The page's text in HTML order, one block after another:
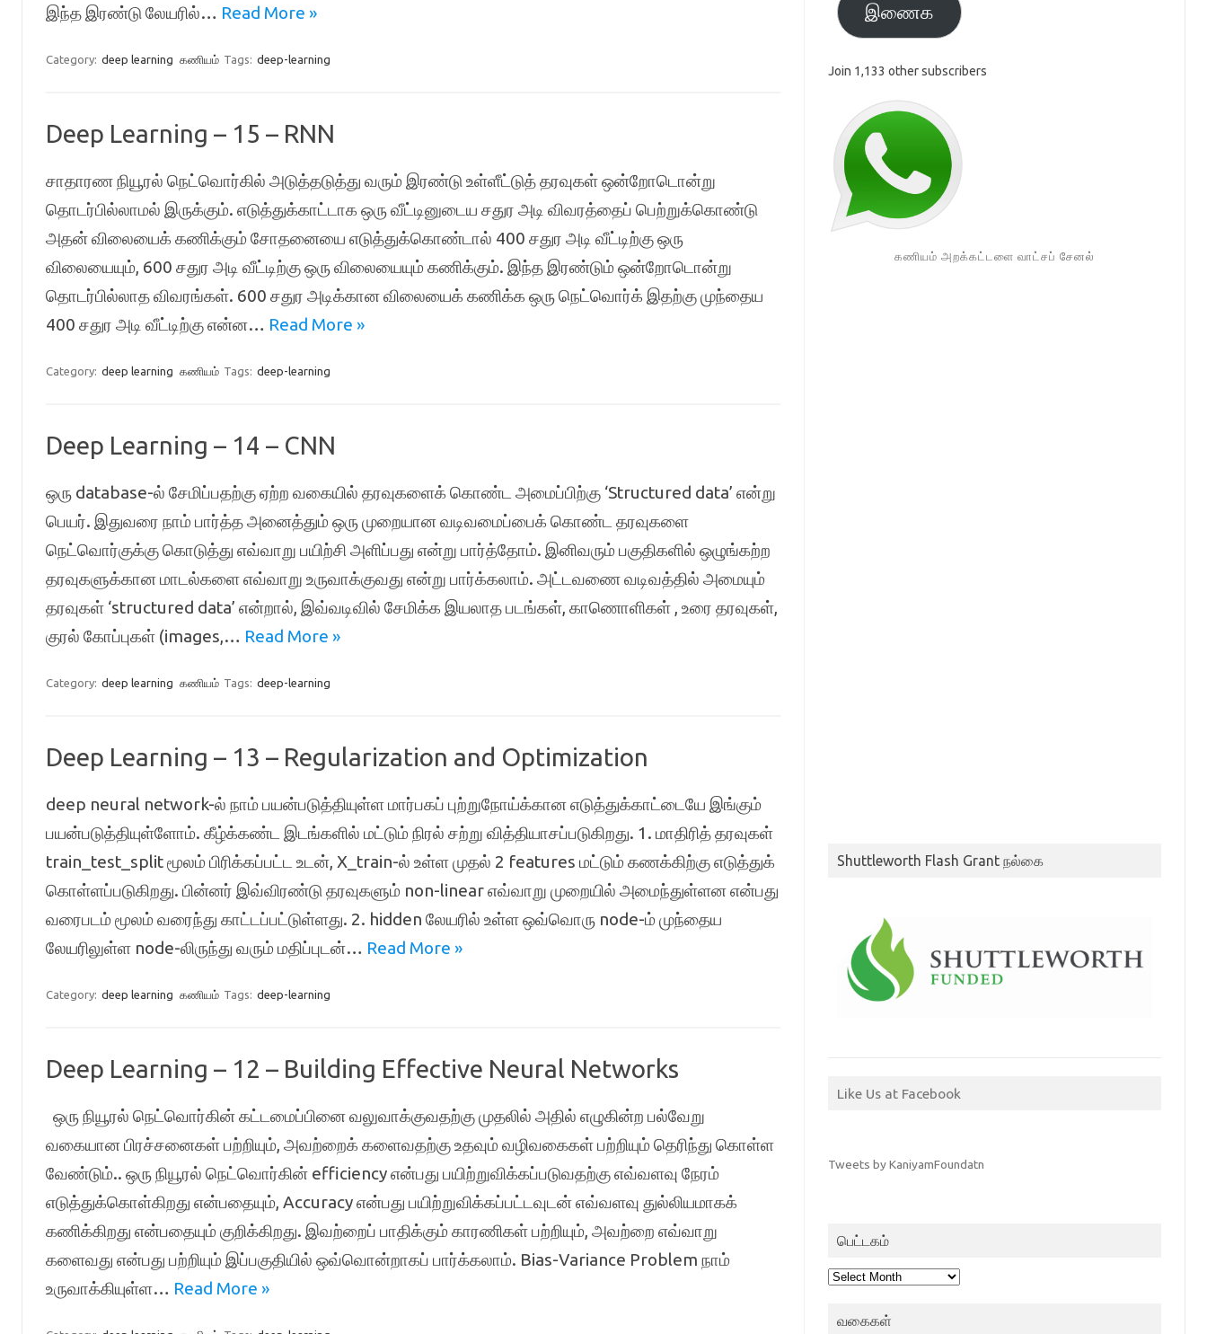
இந்த இரண்டு லேயரில்… Read More »
Category: deep learning கணியம் Tags: deep-learning
Deep Learning – 15 – RNN
சாதாரண நியூரல் நெட்வொர்கில் அடுத்தடுத்து வரும் இரண்டு உள்ளீட்டுத் தரவுகள் ஒன்றோடொன்று
தொடர்பில்லாமல் இருக்கும். எடுத்துக்காட்டாக ஒரு வீட்டினுடைய சதுர அடி விவரத்தைப் பெற்றுக்கொண்டு
அதன் விலையைக் கணிக்கும் சோதனையை எடுத்துக்கொண்டால் 400 சதுர அடி வீட்டிற்கு ஒரு
விலையையும், 600 சதுர அடி வீட்டிற்கு ஒரு விலையையும் கணிக்கும். இந்த இரண்டும் ஒன்றோடொன்று
தொடர்பில்லாத விவரங்கள். 600 சதுர அடிக்கான விலையைக் கணிக்க ஒரு நெட்வொர்க் இதற்கு முந்தைய
400 சதுர அடி வீட்டிற்கு என்ன… Read More »
Category: deep learning கணியம் Tags: deep-learning
Deep Learning – 14 – CNN
ஒரு database-ல் சேமிப்பதற்கு ஏற்ற வகையில் தரவுகளைக் கொண்ட அமைப்பிற்கு ‘Structured data’ என்று
பெயர். இதுவரை நாம் பார்த்த அனைத்தும் ஒரு முறையான வடிவமைப்பைக் கொண்ட தரவுகளை
நெட்வொர்குக்கு கொடுத்து எவ்வாறு பயிற்சி அளிப்பது என்று பார்த்தோம். இனிவரும் பகுதிகளில் ஒழுங்கற்ற
தரவுகளுக்கான மாடல்களை எவ்வாறு உருவாக்குவது என்று பார்க்கலாம். அட்டவணை வடிவத்தில் அமையும்
தரவுகள் ‘structured data’ என்றால், இவ்வடிவில் சேமிக்க இயலாத படங்கள், காணொளிகள் , உரை தரவுகள்,
குரல் கோப்புகள் (images,… Read More »
Category: deep learning கணியம் Tags: deep-learning
Deep Learning – 13 – Regularization and Optimization
deep neural network-ல் நாம் பயன்படுத்தியுள்ள மார்பகப் புற்றுநோய்க்கான எடுத்துக்காட்டையே இங்கும்
பயன்படுத்தியுள்ளோம். கீழ்க்கண்ட இடங்களில் மட்டும் நிரல் சற்று வித்தியாசப்படுகிறது. 1. மாதிரித் தரவுகள்
train_test_split மூலம் பிரிக்கப்பட்ட உடன், X_train-ல் உள்ள முதல் 2 features மட்டும் கணக்கிற்கு எடுத்துக்
கொள்ளப்படுகிறது. பின்னர் இவ்விரண்டு தரவுகளும் non-linear எவ்வாறு முறையில் அமைந்துள்ளன என்பது
வரைபடம் மூலம் வரைந்து காட்டப்பட்டுள்ளது. 2. hidden லேயரில் உள்ள ஒவ்வொரு node-ம் முந்தைய
லேயரிலுள்ள node-லிருந்து வரும் மதிப்புடன்… Read More »
Category: deep learning கணியம் Tags: deep-learning
Deep Learning – 12 – Building Effective Neural Networks
ஒரு நியூரல் நெட்‌வொர்கின் கட்டமைப்பினை வலுவாக்குவதற்கு முதலில் அதில் எழுகின்ற பல்வேறு
வகையான பிரச்சனைகள் பற்றியும், அவற்றைக் களைவதற்கு உதவும் வழிவகைகள் பற்றியும் தெரிந்து கொள்ள
வேண்டும்.. ஒரு நியூரல் நெட்‌வொர்கின் efficiency என்பது பயிற்றுவிக்கப்படுவதற்கு எவ்வளவு நேரம்
எடுத்துக்கொள்கிறது என்பதையும், Accuracy என்பது பயிற்றுவிக்கப்பட்டவுடன் எவ்வளவு துல்லியமாகக்
கணிக்கிறது என்பதையும் குறிக்கிறது. இவற்றைப் பாதிக்கும் காரணிகள் பற்றியும், அவற்றை எவ்வாறு
களைவது என்பது பற்றியும் இப்பகுதியில் ஒவ்வொன்றாகப் பார்க்கலாம். Bias-Variance Problem நாம்
உருவாக்கியுள்ள… Read More »
இணைக
Join 1,133 other subscribers
கணியம் அறக்கட்டளை வாட்சப் சேனல்
Shuttleworth Flash Grant நல்கை
Like Us at Facebook
Tweets by KaniyamFoundatn
பெட்டகம்
பெட்டகம்
வகைகள்